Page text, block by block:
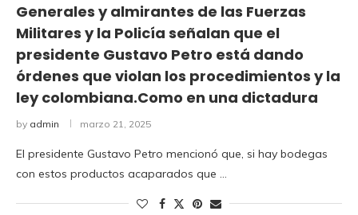
Generales y almirantes de las Fuerzas
Militares y la Policía señalan que el
presidente Gustavo Petro está dando
órdenes que violan los procedimientos y la
ley colombiana.Como en una dictadura
by admin marzo 21, 2025
El presidente Gustavo Petro mencionó que, si hay bodegas
con estos productos acaparados que …